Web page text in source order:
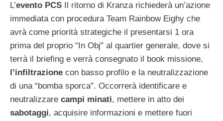
L’evento PCS Il ritorno di Kranza richiederà un’azione
immediata con procedura Team Rainbow Eighy che
avrà come priorità strategiche il presentarsi 1 ora
prima del proprio “In Obj” al quartier generale, dove si
terrà il briefing e verrà consegnato il book missione,
l’infiltrazione con basso profilo e la neutralizzazione
di una “bomba sporca”. Occorrerà identificare e
neutralizzare campi minati, mettere in atto dei
sabotaggi, acquisire informazioni e mettere fuori